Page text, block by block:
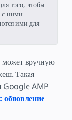
того, чтобы
с ними
ими для
может вручную
Такая
Google AMP